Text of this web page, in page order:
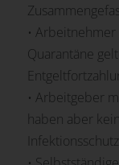
•
Quarantäne
• Arbeitgeber
haben aber